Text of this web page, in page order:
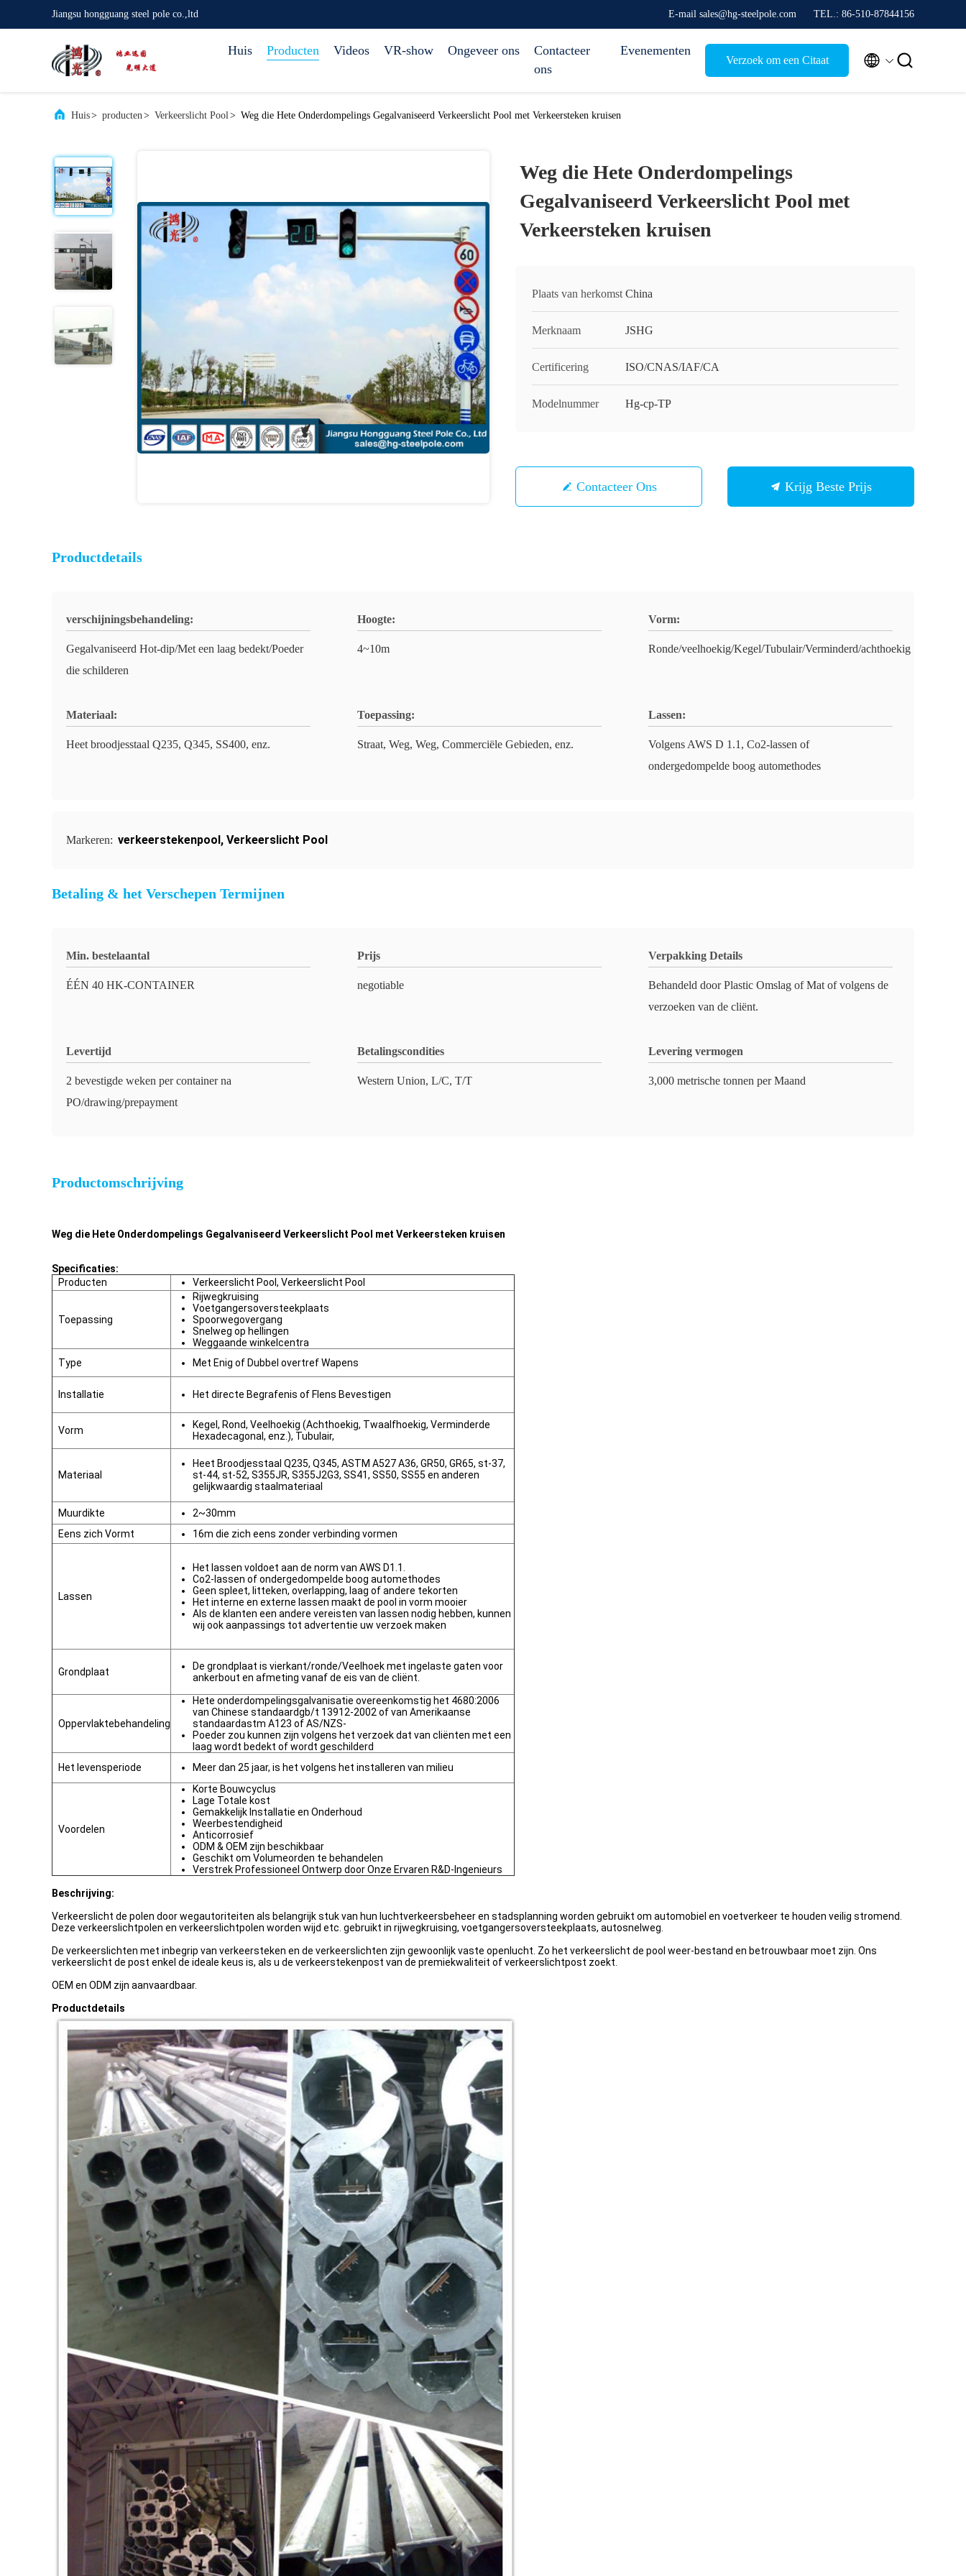
Jiangsu hongguang steel pole co.,ltd E-mail sales@hg-steelpole.com TEL.: 86-510-87844156
Huis Producten Videos VR-show Ongeveer ons
Contacteer
ons
Evenementen
Verzoek om een Citaat  
Huis> producten> Verkeerslicht Pool> Weg die Hete Onderdompelings Gegalvaniseerd Verkeerslicht Pool met Verkeersteken kruisen
Weg die Hete Onderdompelings
Gegalvaniseerd Verkeerslicht Pool met
Verkeersteken kruisen
Plaats van herkomst China
Merknaam JSHG
Certificering ISO/CNAS/IAF/CA
Modelnummer Hg-cp-TP
Contacteer Ons Krijg Beste Prijs
Productdetails
verschijningsbehandeling:
Gegalvaniseerd Hot-dip/Met een laag bedekt/Poeder
die schilderen
Hoogte:
4~10m
Vorm:
Ronde/veelhoekig/Kegel/Tubulair/Verminderd/achthoekig
Materiaal:
Heet broodjesstaal Q235, Q345, SS400, enz.
Toepassing:
Straat, Weg, Weg, Commerciële Gebieden, enz.
Lassen:
Volgens AWS D 1.1, Co2-lassen of
ondergedompelde boog automethodes
Markeren: verkeerstekenpool, Verkeerslicht Pool
Betaling & het Verschepen Termijnen
Min. bestelaantal
ÉÉN 40 HK-CONTAINER
Prijs
negotiable
Verpakking Details
Behandeld door Plastic Omslag of Mat of volgens de
verzoeken van de cliënt.
Levertijd
2 bevestigde weken per container na
PO/drawing/prepayment
Betalingscondities
Western Union, L/C, T/T
Levering vermogen
3,000 metrische tonnen per Maand
Productomschrijving
Weg die Hete Onderdompelings Gegalvaniseerd Verkeerslicht Pool met Verkeersteken kruisen
Specificaties:
Producten
Verkeerslicht Pool, Verkeerslicht Pool
Toepassing
Rijwegkruising
Voetgangersoversteekplaats
Spoorwegovergang
Snelweg op hellingen
Weggaande winkelcentra
Type
Met Enig of Dubbel overtref Wapens
Installatie Het directe Begrafenis of Flens Bevestigen
Vorm
Kegel, Rond, Veelhoekig (Achthoekig, Twaalfhoekig, Verminderde
Hexadecagonal, enz.), Tubulair,
Materiaal
Heet Broodjesstaal Q235, Q345, ASTM A527 A36, GR50, GR65, st-37,
st-44, st-52, S355JR, S355J2G3, SS41, SS50, SS55 en anderen
gelijkwaardig staalmateriaal
Muurdikte
2~30mm
Eens zich Vormt
16m die zich eens zonder verbinding vormen
Lassen
Het lassen voldoet aan de norm van AWS D1.1.
Co2-lassen of ondergedompelde boog automethodes
Geen spleet, litteken, overlapping, laag of andere tekorten
Het interne en externe lassen maakt de pool in vorm mooier
Als de klanten een andere vereisten van lassen nodig hebben, kunnen
wij ook aanpassings tot advertentie uw verzoek maken
Grondplaat
De grondplaat is vierkant/ronde/Veelhoek met ingelaste gaten voor
ankerbout en afmeting vanaf de eis van de cliënt.
Oppervlaktebehandeling
Hete onderdompelingsgalvanisatie overeenkomstig het 4680:2006
van Chinese standaardgb/t 13912-2002 of van Amerikaanse
standaardastm A123 of AS/NZS-
Poeder zou kunnen zijn volgens het verzoek dat van cliënten met een
laag wordt bedekt of wordt geschilderd
Het levensperiode
Meer dan 25 jaar, is het volgens het installeren van milieu
Voordelen
Korte Bouwcyclus
Lage Totale kost
Gemakkelijk Installatie en Onderhoud
Weerbestendigheid
Anticorrosief
ODM & OEM zijn beschikbaar
Geschikt om Volumeorden te behandelen
Verstrek Professioneel Ontwerp door Onze Ervaren R&D-Ingenieurs
Beschrijving:
Verkeerslicht de polen door wegautoriteiten als belangrijk stuk van hun luchtverkeersbeheer en stadsplanning worden gebruikt om automobiel en voetverkeer te houden veilig stromend.
Deze verkeerslichtpolen en verkeerslichtpolen worden wijd etc. gebruikt in rijwegkruising, voetgangersoversteekplaats, autosnelweg.
De verkeerslichten met inbegrip van verkeersteken en de verkeerslichten zijn gewoonlijk vaste openlucht. Zo het verkeerslicht de pool weer-bestand en betrouwbaar moet zijn. Ons
verkeerslicht de post enkel de ideale keus is, als u de verkeerstekenpost van de premiekwaliteit of verkeerslichtpost zoekt.
OEM en ODM zijn aanvaardbaar.
Productdetails